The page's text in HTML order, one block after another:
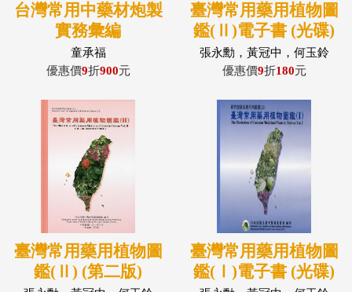
台灣常用中藥材炮製
實務彙編
童承福
優惠價9折900元
臺灣常用藥用植物圖
鑑(Ⅱ)電子書 (光碟)
張永勳，黃冠中，何玉鈴
優惠價9折180元
臺灣常用藥用植物圖
鑑(Ⅱ) (第二版)
臺灣常用藥用植物圖
鑑(Ⅰ)電子書 (光碟)